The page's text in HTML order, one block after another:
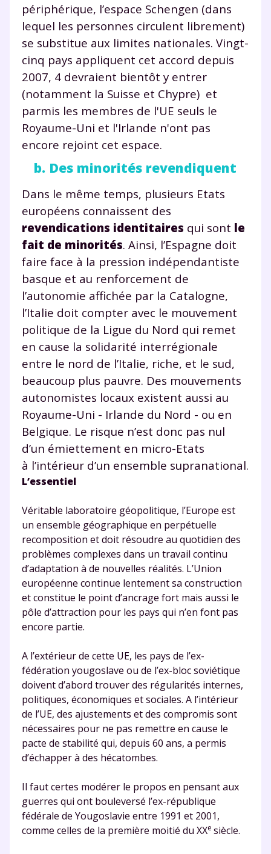
périphérique, l’espace Schengen (dans
lequel les personnes circulent librement)
se substitue aux limites nationales. Vingt-
cinq pays appliquent cet accord depuis
2007, 4 devraient bientôt y entrer
(notamment la Suisse et Chypre) et
parmis les membres de l'UE seuls le
Royaume-Uni et l'Irlande n'ont pas
encore rejoint cet espace.
b. Des minorités revendiquent
Dans le même temps, plusieurs Etats
européens connaissent des
revendications identitaires qui sont le
fait de minorités. Ainsi, l’Espagne doit
faire face à la pression indépendantiste
basque et au renforcement de
l’autonomie affichée par la Catalogne,
l’Italie doit compter avec le mouvement
politique de la Ligue du Nord qui remet
en cause la solidarité interrégionale
entre le nord de l’Italie, riche, et le sud,
beaucoup plus pauvre. Des mouvements
autonomistes locaux existent aussi au
Royaume-Uni - Irlande du Nord - ou en
Belgique. Le risque n’est donc pas nul
d’un émiettement en micro-Etats
à l’intérieur d’un ensemble supranational.
L’essentiel
Véritable laboratoire géopolitique, l’Europe est
un ensemble géographique en perpétuelle
recomposition et doit résoudre au quotidien des
problèmes complexes dans un travail continu
d’adaptation à de nouvelles réalités. L’Union
européenne continue lentement sa construction
et constitue le point d’ancrage fort mais aussi le
pôle d’attraction pour les pays qui n’en font pas
encore partie.
A l’extérieur de cette UE, les pays de l’ex-
fédération yougoslave ou de l’ex-bloc soviétique
doivent d’abord trouver des régularités internes,
politiques, économiques et sociales. A l’intérieur
de l’UE, des ajustements et des compromis sont
nécessaires pour ne pas remettre en cause le
pacte de stabilité qui, depuis 60 ans, a permis
d’échapper à des hécatombes.
Il faut certes modérer le propos en pensant aux
guerres qui ont bouleversé l’ex-république
fédérale de Yougoslavie entre 1991 et 2001,
comme celles de la première moitié du XXe siècle.